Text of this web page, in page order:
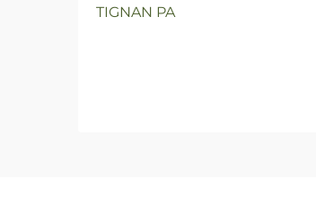
TIGNAN PA